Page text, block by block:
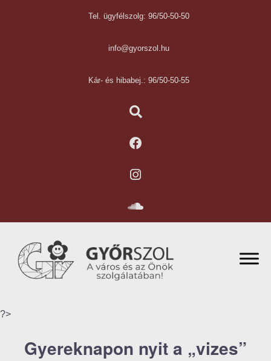
Tel. ügyfélszolg: 96/50-50-50
info@gyorszol.hu
Kár- és hibabej.: 96/50-50-55
?>
Gyereknapon nyit a „vizes”